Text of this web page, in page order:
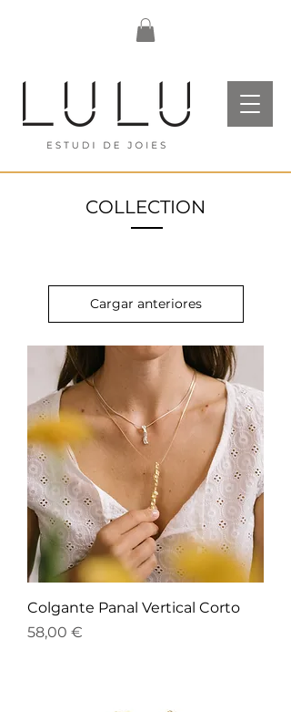
COLLECTION
Cargar anteriores
Colgante Panal Vertical Corto
Precio
58,00 €